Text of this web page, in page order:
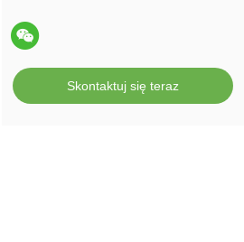
Skontaktuj się teraz